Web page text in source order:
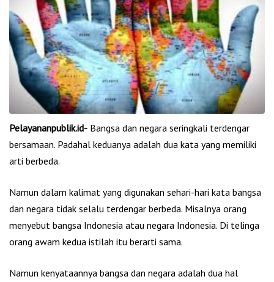
Pelayananpublik.id- Bangsa dan negara seringkali terdengar
bersamaan. Padahal keduanya adalah dua kata yang memiliki
arti berbeda.
Namun dalam kalimat yang digunakan sehari-hari kata bangsa
dan negara tidak selalu terdengar berbeda. Misalnya orang
menyebut bangsa Indonesia atau negara Indonesia. Di telinga
orang awam kedua istilah itu berarti sama.
Namun kenyataannya bangsa dan negara adalah dua hal